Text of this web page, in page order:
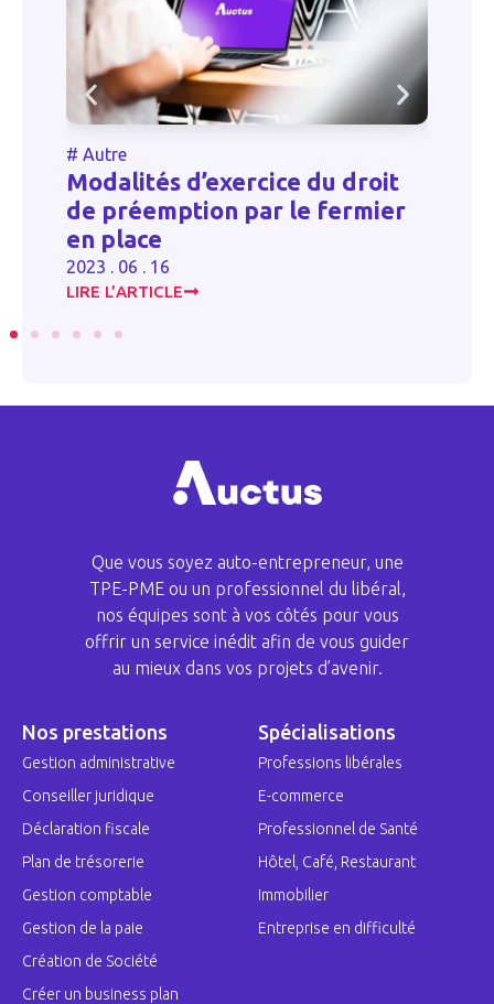
# Autre
Contrat à durée déterminée
2023 . 06 . 16
LIRE L’ARTICLE
Que vous soyez auto-entrepreneur, une
TPE-PME ou un professionnel du libéral,
nos équipes sont à vos côtés pour vous
offrir un service inédit afin de vous guider
au mieux dans vos projets d’avenir.
Nos prestations
Gestion administrative
Conseiller juridique
Déclaration fiscale
Plan de trésorerie
Gestion comptable
Gestion de la paie
Création de Société
Créer un business plan
Spécialisations
Professions libérales
E-commerce
Professionnel de Santé
Hôtel, Café, Restaurant
Immobilier
Entreprise en difficulté